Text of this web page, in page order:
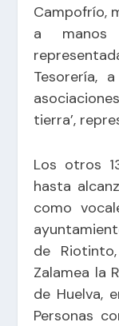
Campofrío,
a manos
Tesorería,
tierra’,
Los otros
hasta
como
de
Zalamea la
de Huelva,
Personas